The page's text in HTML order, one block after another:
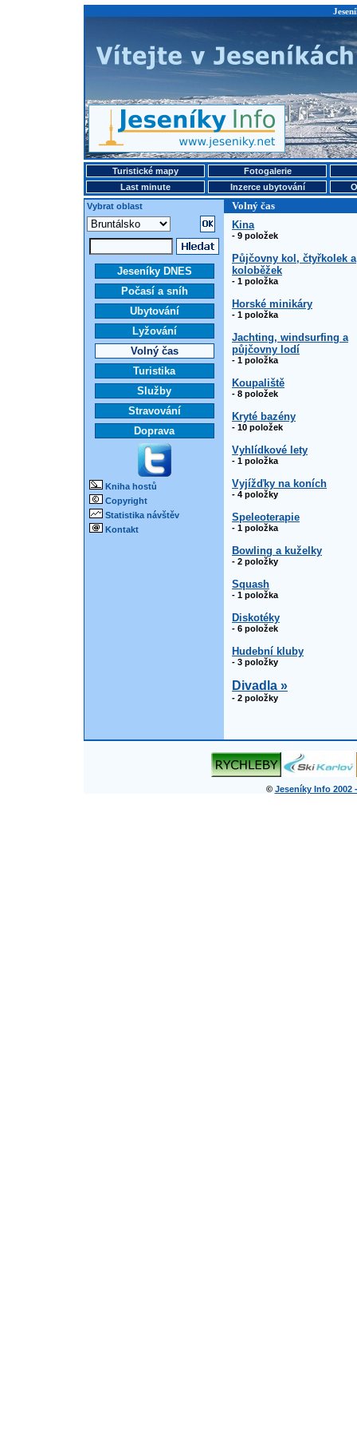
Turistické mapy
Fotogalerie
Last minute
Inzerce ubytování
Vybrat oblast
Volný čas
Jeseníky DNES
Počasí a sníh
Ubytování
Lyžování
Volný čas
Turistika
Služby
Stravování
Doprava
Kniha hostů
Copyright
Statistika návštěv
Kontakt
Kina
- 9 položek
Půjčovny kol, čtyřkolek a
koloběžek
- 1 položka
Horské minikáry
- 1 položka
Jachting, windsurfing a
půjčovny lodí
- 1 položka
Koupaliště
- 8 položek
Kryté bazény
- 10 položek
Vyhlídkové lety
- 1 položka
Vyjížďky na koních
- 4 položky
Speleoterapie
- 1 položka
Bowling a kuželky
- 2 položky
Squash
- 1 položka
Diskotéky
- 6 položek
Hudební kluby
- 3 položky
Divadla »
- 2 položky
© Jeseníky Info 2002